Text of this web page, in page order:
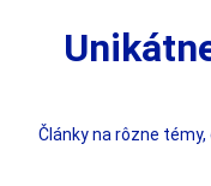
Články na rôzne